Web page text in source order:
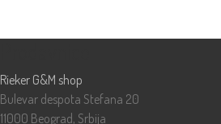
Rieker G&M shop
Bulevar despota Stefana 20
11000 Beograd, Srbija